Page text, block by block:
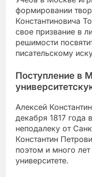
формировании
Константиновича
свое призвание в
решимости
писательскому
Поступление в
Алексей
декабря 1817 года
неподалеку от
Константин
поэтом и много
университете.